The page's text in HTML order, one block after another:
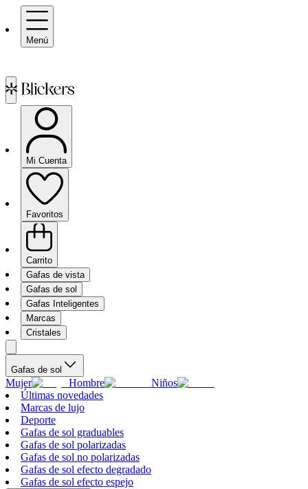
Menú
Mi Cuenta
Favoritos
Carrito
Gafas de vista
Gafas de sol
Gafas Inteligentes
Marcas
Cristales
Gafas de sol
Mujer Hombre
Niños
Últimas novedades
Marcas de lujo
Deporte
Gafas de sol graduables
Gafas de sol polarizadas
Gafas de sol no polarizadas
Gafas de sol efecto degradado
Gafas de sol efecto espejo